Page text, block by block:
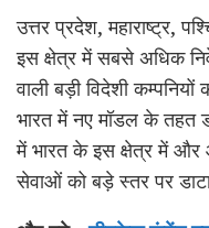
उत्तर प्रदेश, महाराष्ट्र,
इस क्षेत्र में सबसे अधिक
वाली बड़ी विदेशी
भारत में नए मॉडल के तहत
में भारत के इस क्षेत्र में और
सेवाओं को बड़े स्तर पर